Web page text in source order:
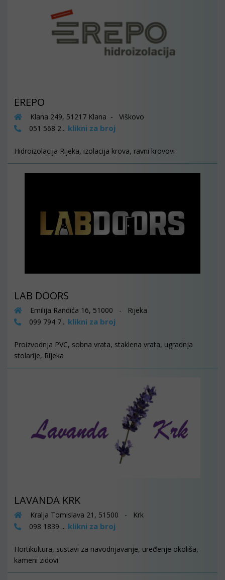
EREPO
Klana 249, 51217 Klana - Viškovo
051 568 2... klikni za broj
Hidroizolacija Rijeka, izolacija krova, ravni krovovi
LAB DOORS
Emilija Randića 16, 51000 - Rijeka
099 794 7... klikni za broj
Proizvodnja PVC, sobna vrata, staklena vrata, ugradnja
stolarije, Rijeka
LAVANDA KRK
Kralja Tomislava 21, 51500 - Krk
098 1839 ... klikni za broj
Hortikultura, sustavi za navodnjavanje, uređenje okoliša,
kameni zidovi